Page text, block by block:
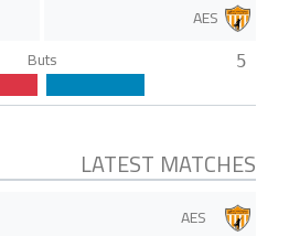
AES
5
Buts
LATEST MATCHES
AES